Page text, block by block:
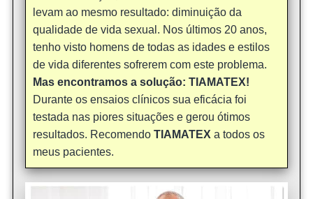
levam ao mesmo resultado: diminuição da
qualidade de vida sexual. Nos últimos 20 anos,
tenho visto homens de todas as idades e estilos
de vida diferentes sofrerem com este problema.
Mas encontramos a solução: TIAMATEX!
Durante os ensaios clínicos sua eficácia foi
testada nas piores situações e gerou ótimos
resultados. Recomendo TIAMATEX a todos os
meus pacientes.